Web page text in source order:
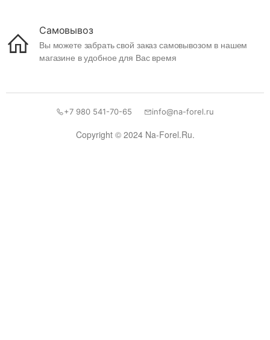
Самовывоз
Вы можете забрать свой заказ самовывозом в нашем
магазине в удобное для Вас время
Copyright © 2024 Na-Forel.Ru.
+7 980 541-70-65 info@na-forel.ru